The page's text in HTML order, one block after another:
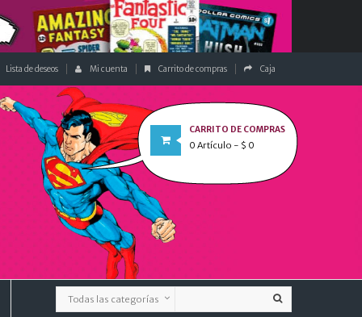
Lista de deseos Mi cuenta Carrito de compras Caja
CARRITO DE COMPRAS
0 Artículo - $ 0